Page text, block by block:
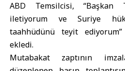
ABD Temsilcisi, “Başkan
iletiyorum ve Suriye
taahhüdünü teyit
ekledi.
Mutabakat zaptının